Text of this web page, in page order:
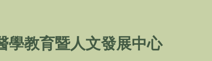
學教育暨人文發展中心